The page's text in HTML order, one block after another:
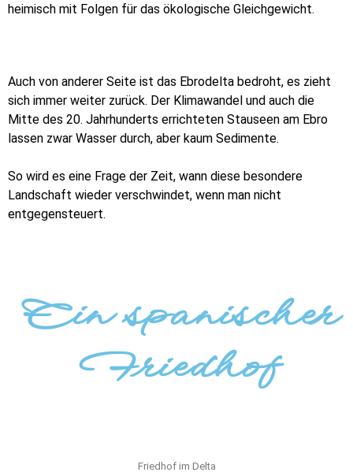
heimisch mit Folgen für das ökologische Gleichgewicht.
Auch von anderer Seite ist das Ebrodelta bedroht, es zieht
sich immer weiter zurück. Der Klimawandel und auch die
Mitte des 20. Jahrhunderts errichteten Stauseen am Ebro
lassen zwar Wasser durch, aber kaum Sedimente.
So wird es eine Frage der Zeit, wann diese besondere
Landschaft wieder verschwindet, wenn man nicht
entgegensteuert.
Ein spanischer
Friedhof
Friedhof im Delta